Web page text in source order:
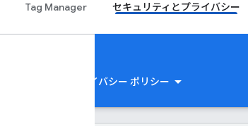
Tag Manager セキュリティとプライバシー
プライバシー ポリシー